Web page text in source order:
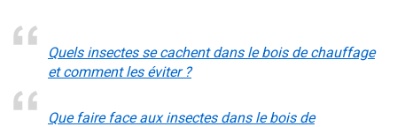
Quels insectes se cachent dans le bois de chauffage
et comment les éviter ?
Que faire face aux insectes dans le bois de